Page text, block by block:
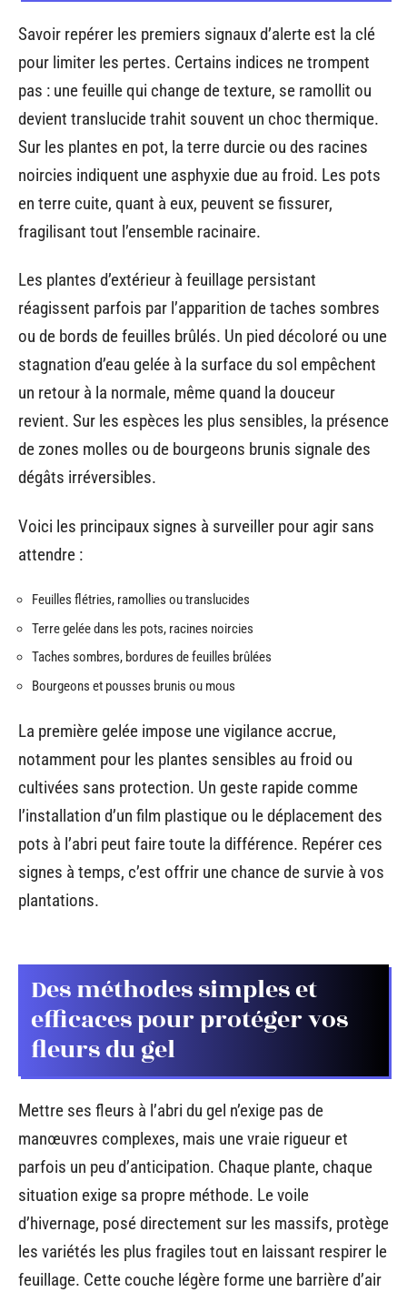
Savoir repérer les premiers signaux d’alerte est la clé
pour limiter les pertes. Certains indices ne trompent
pas : une feuille qui change de texture, se ramollit ou
devient translucide trahit souvent un choc thermique.
Sur les plantes en pot, la terre durcie ou des racines
noircies indiquent une asphyxie due au froid. Les pots
en terre cuite, quant à eux, peuvent se fissurer,
fragilisant tout l’ensemble racinaire.
Les plantes d’extérieur à feuillage persistant
réagissent parfois par l’apparition de taches sombres
ou de bords de feuilles brûlés. Un pied décoloré ou une
stagnation d’eau gelée à la surface du sol empêchent
un retour à la normale, même quand la douceur
revient. Sur les espèces les plus sensibles, la présence
de zones molles ou de bourgeons brunis signale des
dégâts irréversibles.
Voici les principaux signes à surveiller pour agir sans
attendre :
Feuilles flétries, ramollies ou translucides
Terre gelée dans les pots, racines noircies
Taches sombres, bordures de feuilles brûlées
Bourgeons et pousses brunis ou mous
La première gelée impose une vigilance accrue,
notamment pour les plantes sensibles au froid ou
cultivées sans protection. Un geste rapide comme
l’installation d’un film plastique ou le déplacement des
pots à l’abri peut faire toute la différence. Repérer ces
signes à temps, c’est offrir une chance de survie à vos
plantations.
Des méthodes simples et
efficaces pour protéger vos
fleurs du gel
Mettre ses fleurs à l’abri du gel n’exige pas de
manœuvres complexes, mais une vraie rigueur et
parfois un peu d’anticipation. Chaque plante, chaque
situation exige sa propre méthode. Le voile
d’hivernage, posé directement sur les massifs, protège
les variétés les plus fragiles tout en laissant respirer le
feuillage. Cette couche légère forme une barrière d’air